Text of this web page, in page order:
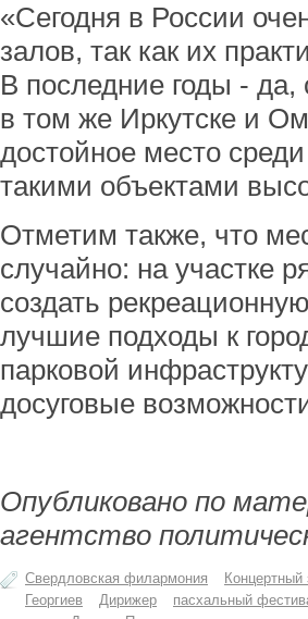
«Сегодня в России
залов, так как их
В последние годы - да,
в том же Иркутске и
достойное место
такими объектами
Отметим также, что
случайно: на участке
создать
лучшие подходы к
парковой
досуговые
Опубликовано по
агентство
Свердловская филармония Концертный
Георгиев
Дирижер пасхальный